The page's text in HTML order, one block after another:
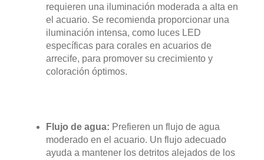
requieren una iluminación moderada a alta en
el acuario. Se recomienda proporcionar una
iluminación intensa, como luces LED
específicas para corales en acuarios de
arrecife, para promover su crecimiento y
coloración óptimos.
Flujo de agua: Prefieren un flujo de agua
moderado en el acuario. Un flujo adecuado
ayuda a mantener los detritos alejados de los